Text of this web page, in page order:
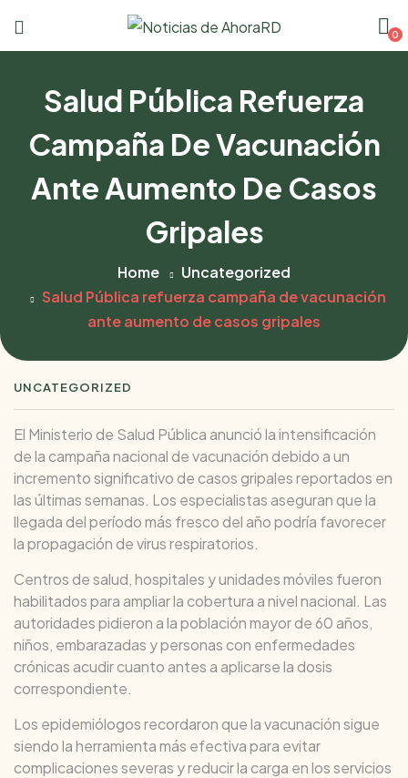
0
Salud Pública Refuerza
Campaña De Vacunación
Ante Aumento De Casos
Gripales
Home
Uncategorized
Salud Pública refuerza campaña de vacunación
ante aumento de casos gripales
UNCATEGORIZED
El Ministerio de Salud Pública anunció la intensificación
de la campaña nacional de vacunación debido a un
incremento significativo de casos gripales reportados en
las últimas semanas. Los especialistas aseguran que la
llegada del período más fresco del año podría favorecer
la propagación de virus respiratorios.
Centros de salud, hospitales y unidades móviles fueron
habilitados para ampliar la cobertura a nivel nacional. Las
autoridades pidieron a la población mayor de 60 años,
niños, embarazadas y personas con enfermedades
crónicas acudir cuanto antes a aplicarse la dosis
correspondiente.
Los epidemiólogos recordaron que la vacunación sigue
siendo la herramienta más efectiva para evitar
complicaciones severas y reducir la carga en los servicios